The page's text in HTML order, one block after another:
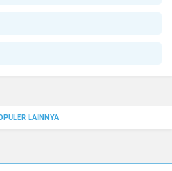
LAINNYA